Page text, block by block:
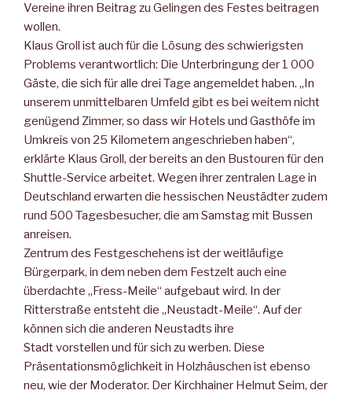
Vereine ihren Beitrag zu Gelingen des Festes beitragen
wollen.
Klaus Groll ist auch für die Lösung des schwierigsten
Problems verantwortlich: Die Unterbringung der 1 000
Gäste, die sich für alle drei Tage angemeldet haben. „In
unserem unmittelbaren Umfeld gibt es bei weitem nicht
genügend Zimmer, so dass wir Hotels und Gasthöfe im
Umkreis von 25 Kilometern angeschrieben haben“,
erklärte Klaus Groll, der bereits an den Bustouren für den
Shuttle-Service arbeitet. Wegen ihrer zentralen Lage in
Deutschland erwarten die hessischen Neustädter zudem
rund 500 Tagesbesucher, die am Samstag mit Bussen
anreisen.
Zentrum des Festgeschehens ist der weitläufige
Bürgerpark, in dem neben dem Festzelt auch eine
überdachte „Fress-Meile“ aufgebaut wird. In der
Ritterstraße entsteht die „Neustadt-Meile“. Auf der
können sich die anderen Neustadts ihre
Stadt vorstellen und für sich zu werben. Diese
Präsentationsmöglichkeit in Holzhäuschen ist ebenso
neu, wie der Moderator. Der Kirchhainer Helmut Seim, der